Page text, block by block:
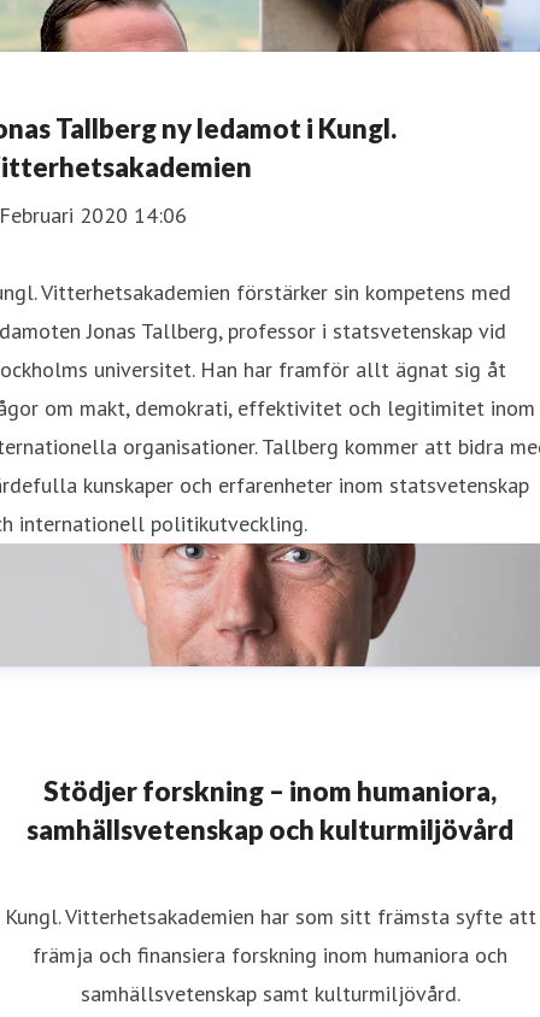
Tallberg ny ledamot i Kungl.
2020 14:06
Vitterhetsakademien förstärker sin kompetens med
Jonas Tallberg, ​professor i statsvetenskap vid
universitet. Han har framför allt ägnat sig åt
om makt, demokrati, effektivitet och legitimitet inom
organisationer. Tallberg kommer att bidra
kunskaper och erfarenheter inom statsvetenskap
internationell politikutveckling.
Stödjer forskning – inom humaniora,
samhällsvetenskap och kulturmiljövård
Kungl. Vitterhetsakademien har som sitt främsta syfte att
främja och finansiera forskning inom humaniora och
samhällsvetenskap samt kulturmiljövård.